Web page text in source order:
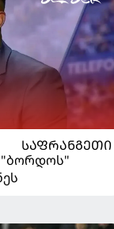
ᲡᲐᲤᲠᲐᲜᲒᲔᲗᲘ
"ბორდოს"